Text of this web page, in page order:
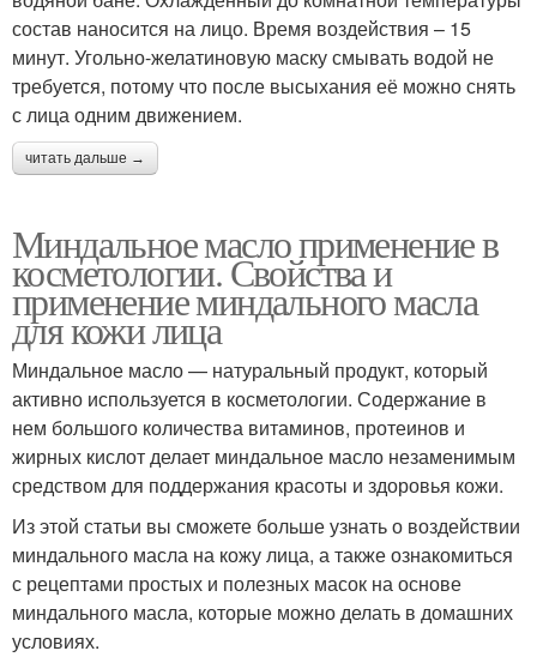
состав наносится на лицо. Время воздействия – 15
минут. Угольно-желатиновую маску смывать водой не
требуется, потому что после высыхания её можно снять
с лица одним движением.
читать дальше →
Миндальное масло применение в
косметологии. Свойства и
применение миндального масла
для кожи лица
Миндальное масло — натуральный продукт, который
активно используется в косметологии. Содержание в
нем большого количества витаминов, протеинов и
жирных кислот делает миндальное масло незаменимым
средством для поддержания красоты и здоровья кожи.
Из этой статьи вы сможете больше узнать о воздействии
миндального масла на кожу лица, а также ознакомиться
с рецептами простых и полезных масок на основе
миндального масла, которые можно делать в домашних
условиях.